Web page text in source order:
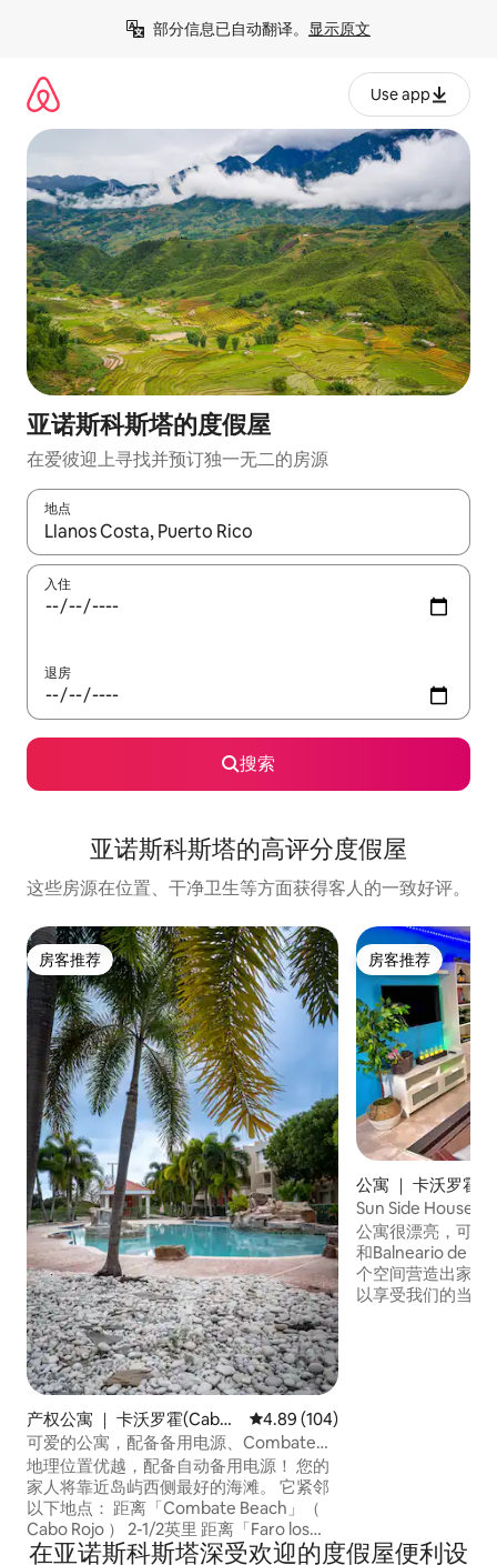
部分信息已自动翻译。 显示原文
Use app
亚诺斯科斯塔的度假屋
在爱彼迎上寻找并预订独一无二的房源
地点
如有搜索结果，请使用上下方向键查看，或通过点击或滑动手势
入住
退房
搜索
亚诺斯科斯塔的高评分度假屋
这些房源在位置、干净卫生等方面获得客人的一致好评。
房客推荐
房客推荐
产权公寓 ｜ 卡沃罗霍(Cabo
Rojo)
平均评分 4.89 分（满分 5 分），
4.89 (104)
可爱的公寓，配备备用电源、Combate、
Cabo Rojo
地理位置优越，配备自动备用电源！ 您的
家人将靠近岛屿西侧最好的海滩。 它紧邻
以下地点： 距离「Combate Beach」（
Cabo Rojo ） 2-1/2英里 距离「Faro los
Morrillos」（ Cabo Rojo ） 4-1/4英里 距离
房客推荐
房客推荐
公寓 ｜ 卡沃罗霍
Sun Side House
公寓很漂亮，可供
和Balneario de
个空间营造出家庭
以享受我们的当地
在亚诺斯科斯塔深受欢迎的度假屋便利设